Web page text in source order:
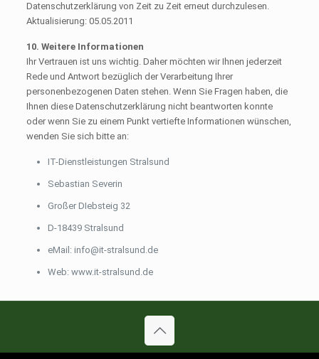
Datenschutzerklärung von Zeit zu Zeit erneut durchzulesen.
Aktualisierung: 05.05.2011
10. Weitere Informationen
Ihr Vertrauen ist uns wichtig. Daher möchten wir Ihnen jederzeit
Rede und Antwort bezüglich der Verarbeitung Ihrer
personenbezogenen Daten stehen. Wenn Sie Fragen haben, die
Ihnen diese Datenschutzerklärung nicht beantworten konnte
oder wenn Sie zu einem Punkt vertiefte Informationen wünschen,
wenden Sie sich bitte an:
IT-Dienstleistungen Stralsund
Sebastian Severin
Großer DIebsteig 32
D-18439 Stralsund
eMail: info@it-stralsund.de
Web: www.it-stralsund.de